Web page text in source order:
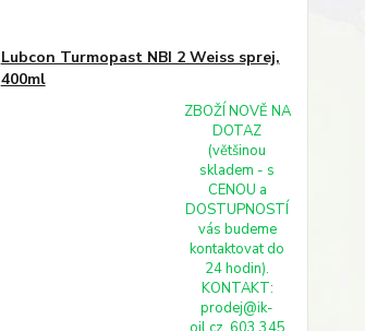
Lubcon Turmopast NBI 2 Weiss sprej,
400ml
ZBOŽÍ NOVĚ NA
DOTAZ
(většinou
skladem - s
CENOU a
DOSTUPNOSTÍ
vás budeme
kontaktovat do
24 hodin).
KONTAKT:
prodej@ik-